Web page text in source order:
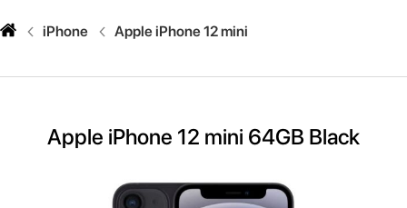
iPhone Apple iPhone 12 mini
Apple iPhone 12 mini 64GB Black